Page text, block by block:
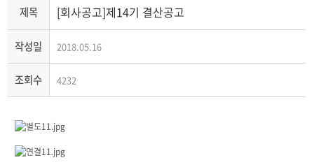
제목 [회사공고]제14기 결산공고
작성일 2018.05.16
조회수 4232